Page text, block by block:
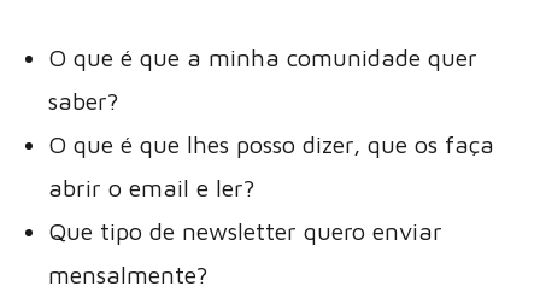
O que é que a minha comunidade quer
saber?
O que é que lhes posso dizer, que os faça
abrir o email e ler?
Que tipo de newsletter quero enviar
mensalmente?